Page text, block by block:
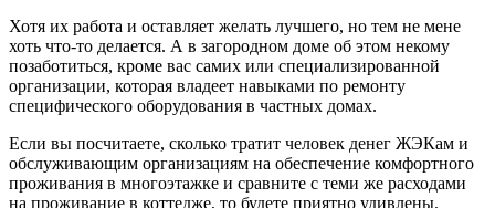
Хотя их работа и оставляет желать лучшего, но тем не мене
хоть что-то делается. А в загородном доме об этом некому
позаботиться, кроме вас самих или специализированной
организации, которая владеет навыками по ремонту
специфического оборудования в частных домах.
Если вы посчитаете, сколько тратит человек денег ЖЭКам и
обслуживающим организациям на обеспечение комфортного
проживания в многоэтажке и сравните с теми же расходами
на проживание в коттедже, то будете приятно удивлены.